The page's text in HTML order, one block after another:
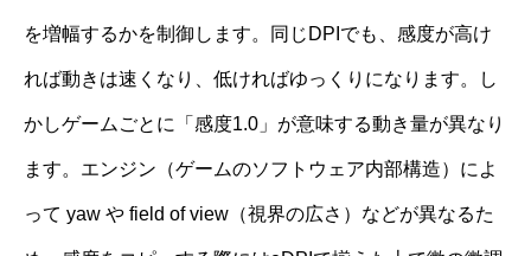
を増幅するかを制御します。同じDPIでも、感度が高け
れば動きは速くなり、低ければゆっくりになります。し
かしゲームごとに「感度1.0」が意味する動き量が異なり
ます。エンジン（ゲームのソフトウェア内部構造）によ
って yaw や field of view（視界の広さ）などが異なるた